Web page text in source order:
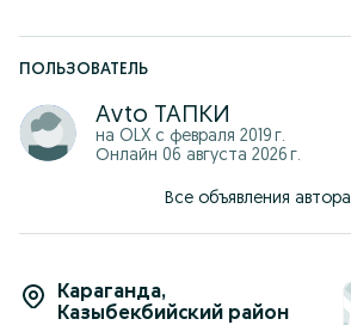
ПОЛЬЗОВАТЕЛЬ
Аvto ТАПКИ
на OLX с февраля 2019 г.
Онлайн 06 августа 2026 г.
Все объявления автора
Караганда,
Казыбекбийский район